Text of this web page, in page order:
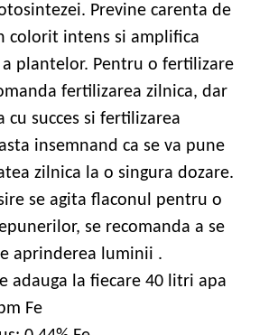
Previne carenta de
colorit intens si amplifica
plantelor. Pentru o fertilizare
fertilizarea zilnica, dar
cu succes si fertilizarea
insemnand ca se va pune
zilnica la o singura dozare.
se agita flaconul pentru o
se recomanda a se
aprinderea luminii .
adauga la fiecare 40 litri apa
Fe